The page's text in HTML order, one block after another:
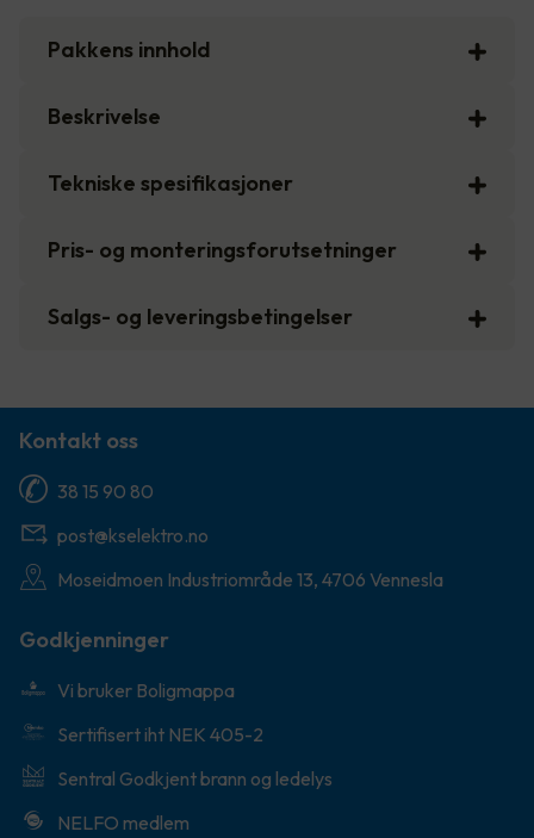
Pakkens innhold
Beskrivelse
Tekniske spesifikasjoner
Pris- og monteringsforutsetninger
Salgs- og leveringsbetingelser
Kontakt oss
38 15 90 80
post@kselektro.no
Moseidmoen Industriområde 13, 4706 Vennesla
Godkjenninger
Vi bruker Boligmappa
Sertifisert iht NEK 405-2
Sentral Godkjent brann og ledelys
NELFO medlem